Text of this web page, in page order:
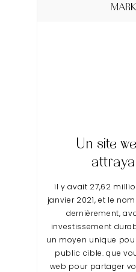
Un site
il y avait 27,62
janvier 2021, et le
dernièrement,
investissement
un moyen unique
public cible. que
web pour partager